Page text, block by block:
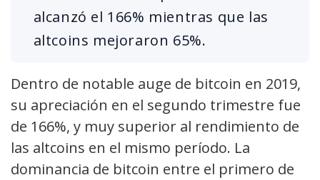
alcanzó el 166% mientras que las
altcoins mejoraron 65%.
Dentro de notable auge de bitcoin en 2019,
su apreciación en el segundo trimestre fue
de 166%, y muy superior al rendimiento de
las altcoins en el mismo período. La
dominancia de bitcoin entre el primero de